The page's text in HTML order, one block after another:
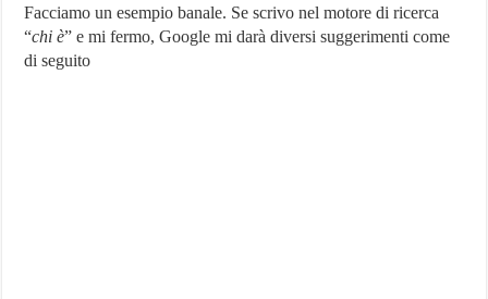
Facciamo un esempio banale. Se scrivo nel motore di ricerca
“chi è” e mi fermo, Google mi darà diversi suggerimenti come
di seguito